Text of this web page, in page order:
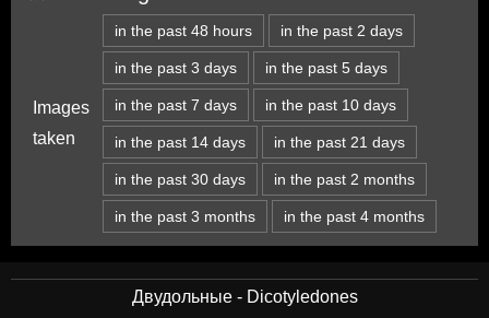
Images
taken
in the past 48 hours in the past 2 days
in the past 3 days in the past 5 days
in the past 7 days in the past 10 days
in the past 14 days in the past 21 days
in the past 30 days in the past 2 months
in the past 3 months in the past 4 months
Двудольные - Dicotyledones